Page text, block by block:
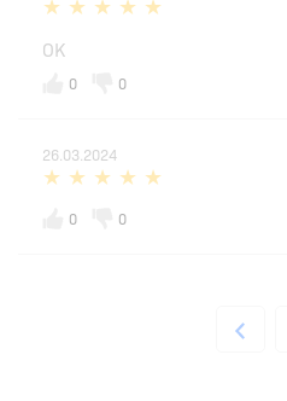
OK
0 0
26.03.2024
0
0